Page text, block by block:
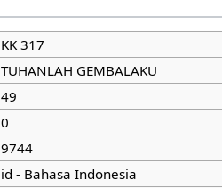
KK 317
TUHANLAH GEMBALAKU
49
0
9744
id - Bahasa Indonesia